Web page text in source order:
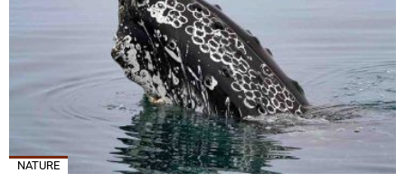
NATURE